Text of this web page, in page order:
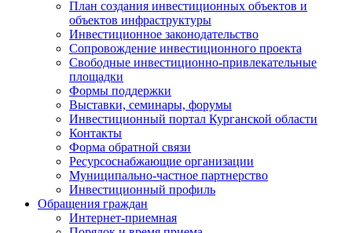
План создания инвестиционных объектов и
объектов инфраструктуры
Инвестиционное законодательство
Сопровождение инвестиционного проекта
Свободные инвестиционно-привлекательные
площадки
Формы поддержки
Выставки, семинары, форумы
Инвестиционный портал Курганской области
Контакты
Форма обратной связи
Ресурсоснабжающие организации
Муниципально-частное партнерство
Инвестиционный профиль
Обращения граждан
Интернет-приемная